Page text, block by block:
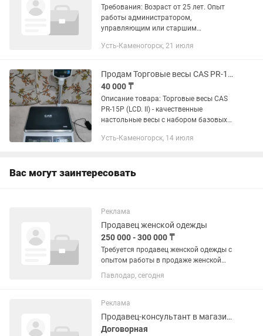
Требования: Возраст от 25 лет. Опыт
работы администратором,
управляющим или старшим
персоналом. Лидерские качества,
Высокие...
Усть-Каменогорск, 21 июля
Продам Торговые весы CAS PR-15P (LCD. II)
40 000 ₸
Описание товара: Торговые весы CAS
PR-15P (LCD. II) - качественные
настольные весы с набором базовых
покупателя на стойке и автономным
Усть-Каменогорск, 14 июля
Вас могут заинтересовать
Реклама
Продавец женской одежды
250 000 - 300 000 ₸
Требуется продавец женской одежды с
опытом работы в продаже женской
одежды и обуви не менее 3х лет.
Требование по возрасту: от 30 лет и
день Звоните по телефону:...
Павлодар, сегодня
Реклама
Продавец-консультант в магазине одежды
Договорная